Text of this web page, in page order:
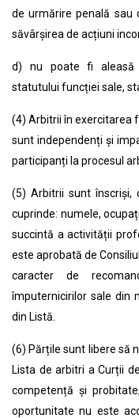
de urmărire penală sau
săvârșirea de acțiuni
d) nu poate fi aleasă
statutului funcției sale,
(4) Arbitrii în exercitarea
sunt independenți și
participanți la procesul
(5) Arbitrii sunt înscriși,
cuprinde: numele,
succintă a activității
este aprobată de
caracter de
împuternicirilor sale din
din Listă.
(6) Părțile sunt libere să
Lista de arbitri a Curții
competență și
oportunitate nu este